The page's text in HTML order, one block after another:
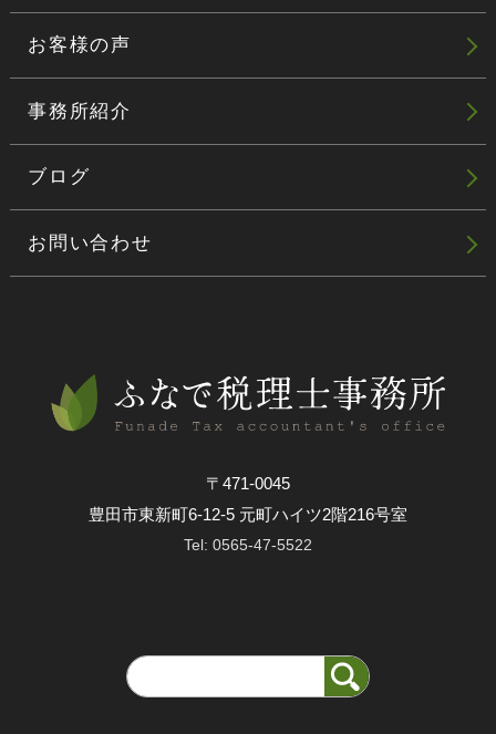
0565-47-5522
お客様の声
事務所紹介
ブログ
お問い合わせ
〒471-0045
豊田市東新町6-12-5 元町ハイツ2階216号室
Tel: 0565-47-5522